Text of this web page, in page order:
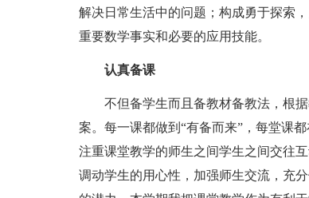
解决日常生活中的问题；构成勇于探索
重要数学事实和必要的应用技能。
认真备课
不但备学生而且备教材备教法，根据
案。每一课都做到“有备而来”，每堂课
注重课堂教学的师生之间学生之间交往
调动学生的用心性，加强师生交流，充